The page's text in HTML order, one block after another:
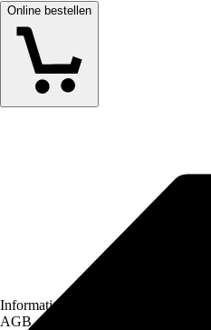
Online bestellen
Informationen des Verkäufers, wie
AGB, finden Sie bei Klick auf den